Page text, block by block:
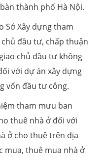
thành phố Hà Nội.
Sở Xây dựng tham
đầu tư, chấp thuận
chủ đầu tư không
với dự án xây dựng
vốn đầu tư công.
tham mưu ban
thuê nhà ở đối với
ở cho thuê trên địa
mua, thuê mua nhà ở